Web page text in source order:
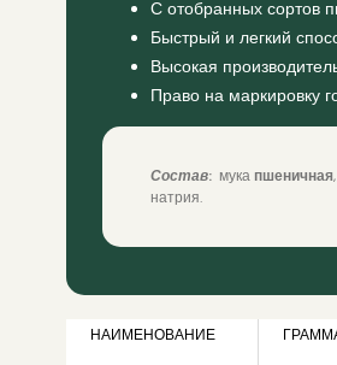
С отобранных сортов
Быстрый и легкий
Высокая
Право на маркировку
Состав: мука пшеничная
натрия.
НАИМЕНОВАНИЕ